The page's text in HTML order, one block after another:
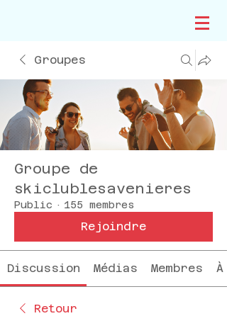
Groupes
Groupe de
skiclublesavenieres
Public · 155 membres
Rejoindre
Discussion Médias Membres
Retour